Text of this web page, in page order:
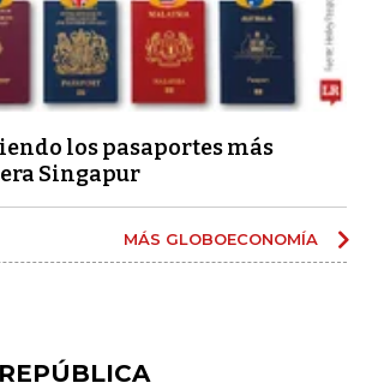
los pasaportes más
Singapur
MÁS GLOBOECONOMÍA